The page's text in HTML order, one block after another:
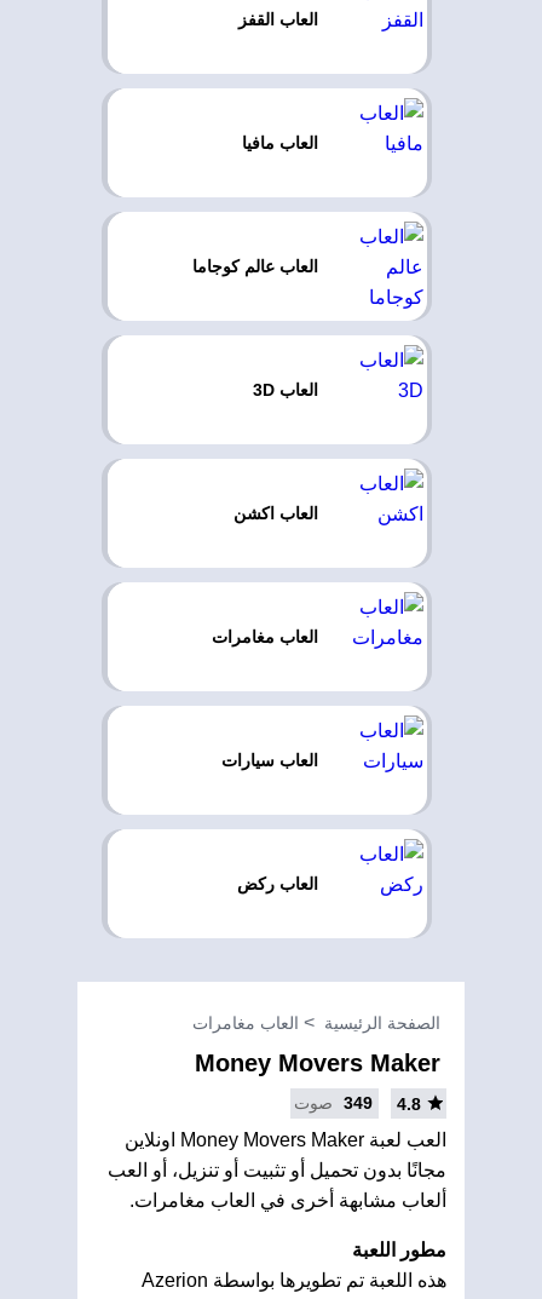
العاب القفز
العاب مافيا
العاب عالم كوجاما
العاب 3D
العاب اكشن
العاب مغامرات
العاب سيارات
العاب ركض
الصفحة الرئيسية العاب مغامرات
Money Movers Maker
4.8
349 صوت
العب لعبة Money Movers Maker اونلاين
مجانًا بدون تحميل أو تثبيت أو تنزيل، أو العب
ألعاب مشابهة أخرى في العاب مغامرات.
مطور اللعبة
هذه اللعبة تم تطويرها بواسطة Azerion